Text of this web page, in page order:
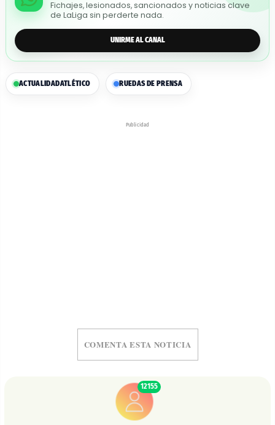
Fichajes, lesionados, sancionados y noticias clave
de LaLiga sin perderte nada.
UNIRME AL CANAL
ACTUALIDADATLÉTICO RUEDAS DE PRENSA
Publicidad
COMENTA ESTA NOTICIA
12155